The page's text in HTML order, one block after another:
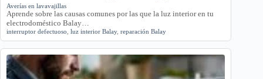
Averías en lavavajillas
Aprende sobre las causas comunes por las que la luz interior en tu
electrodoméstico Balay…
interruptor defectuoso luz interior Balay, reparación Balay